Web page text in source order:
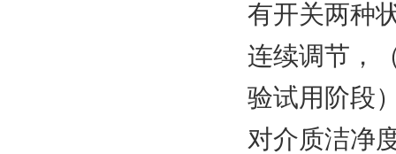
有开关两种
连续调节，
验试用阶段
对介质洁净